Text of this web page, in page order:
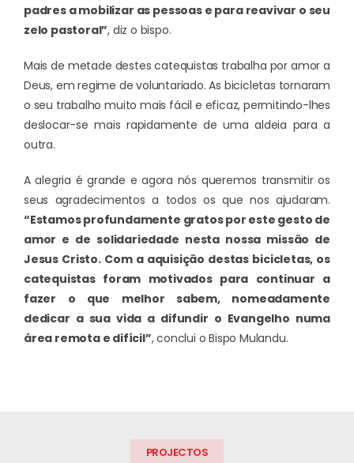
padres a mobilizar as pessoas e para reavivar o seu
zelo pastoral”, diz o bispo.
Mais de metade destes catequistas trabalha por amor a
Deus, em regime de voluntariado. As bicicletas tornaram
o seu trabalho muito mais fácil e eficaz, permitindo-lhes
deslocar-se mais rapidamente de uma aldeia para a
outra.
A alegria é grande e agora nós queremos transmitir os
seus agradecimentos a todos os que nos ajudaram.
“Estamos profundamente gratos por este gesto de
amor e de solidariedade nesta nossa missão de
Jesus Cristo. Com a aquisição destas bicicletas, os
catequistas foram motivados para continuar a
fazer o que melhor sabem, nomeadamente
dedicar a sua vida a difundir o Evangelho numa
área remota e difícil”, conclui o Bispo Mulandu.
PROJECTOS